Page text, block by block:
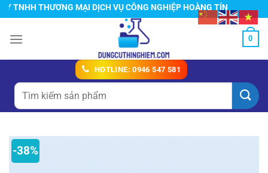
Chuyển
đến
nội
THƯƠNG MẠI DỊCH VỤ CÔNG NGHIỆP HOÀNG TÍN
0
HOTLINE: 0946 547 581
Tìm
kiếm:
-38%